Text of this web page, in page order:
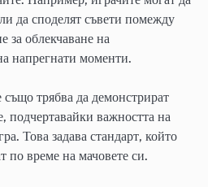
да споделят съвети помежду
за облекчаване на
напрегнати моменти.
трябва да демонстрират
подчертавайки важността на
Това задава стандарт, който
по време на мачовете си.